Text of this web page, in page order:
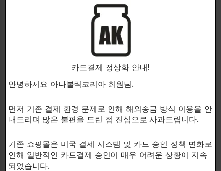
단백질 합성을 증가시키고,
체격을 상당히 향상시킵니다.
간에 부담을 주지 않고
카드결제 정상화 안내!
안녕하세요 아나볼릭코리아 회원님.
먼저 기존 결제 환경 문제로 인해 해외송금 방식 이용을 안
내드리며 많은 불편을 드린 점 진심으로 사과드립니다.
기존 쇼핑몰은 미국 결제 시스템 및 카드 승인 정책 변화로
인해 일반적인 카드결제 승인이 매우 어려운 상황이 지속
되었습니다.